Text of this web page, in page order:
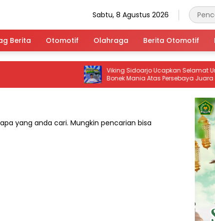
Sabtu, 8 Agustus 2026
Berita Otomotif Olahraga Berita Otomotif
Viking Sidoarjo Ucapkan Selamat Untuk
Bonek Mania Atas Persebaya Juara Piala
Presiden 2026
yang anda cari. Mungkin pencarian bisa